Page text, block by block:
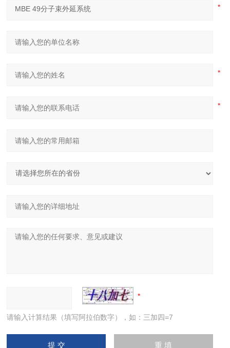
请输入计算结果（填写阿拉伯数字），如：三加四=7